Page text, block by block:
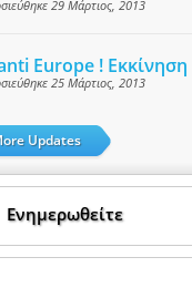
29 Μάρτιος, 2013
Europe !
25 Μάρτιος, 2013
Updates
Ενημερωθείτε